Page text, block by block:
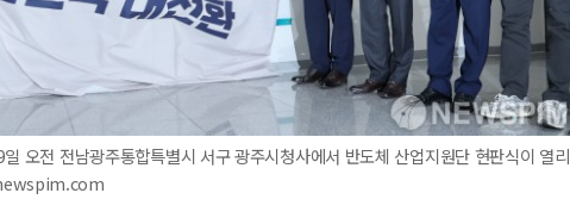
오전 전남광주통합특별시 서구 광주시청사에서 반도체 산업지원단 현판식이 열리